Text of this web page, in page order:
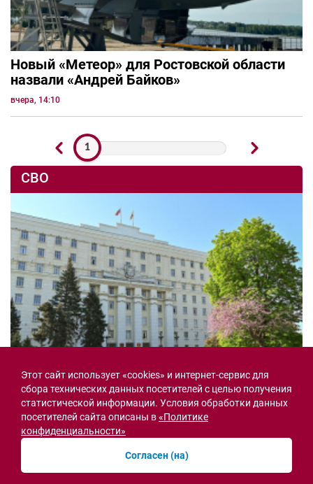
Новый «Метеор» для Ростовской области
назвали «Андрей Байков»
вчера, 14:10
1
СВО
Семьи героев СВО с временной регистрацией
в Ростовской области смогут получить
земельный участок
Этот сайт использует «cookies» и интернет-сервис для
сбора технических данных посетителей с целью получения
статистической информации. Условия обработки данных
посетителей сайта описаны в«Политике
конфиденциальности»
Согласен (на)